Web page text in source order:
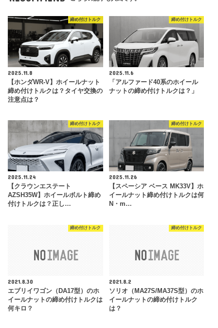
締め付けトルク
2025.11.8
【ホンダWR-V】ホイールナット
締め付けトルクは？タイヤ交換の
注意点は？
締め付けトルク
2025.11.6
「アルファード40系のホイール
ナットの締め付けトルクは？」
締め付けトルク
2025.11.24
【クラウンエステート
AZSH35W】ホイールボルト締め
付けトルクは？正し…
締め付けトルク
2025.11.26
【スペーシア ベース MK33V】ホ
イールナット締め付けトルクは何
N・m…
締め付けトルク
2021.8.30
エブリイワゴン（DA17型）のホ
イールナットの締め付けトルクは
何キロ？
締め付けトルク
2021.8.2
ソリオ（MA27S/MA37S型）のホ
イールナットの締め付けトルク
は？